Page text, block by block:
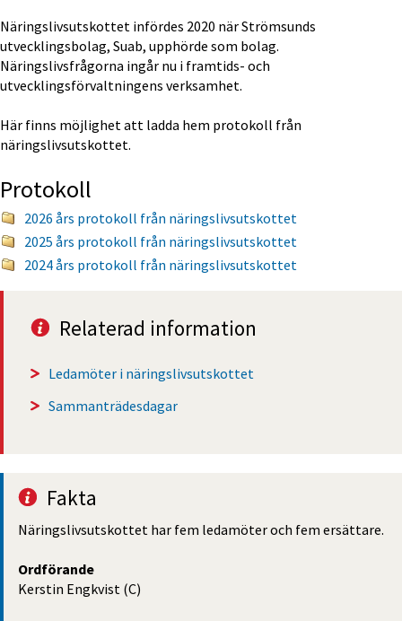
Näringslivsutskottet infördes 2020 när Strömsunds
utvecklingsbolag, Suab, upphörde som bolag.
Näringslivsfrågorna ingår nu i framtids- och
utvecklingsförvaltningens verksamhet.
Här finns möjlighet att ladda hem protokoll från
näringslivsutskottet.
Protokoll
2026 års protokoll från näringslivsutskottet
2025 års protokoll från näringslivsutskottet
2024 års protokoll från näringslivsutskottet
Relaterad information
Ledamöter i näringslivsutskottet
Sammanträdesdagar
Fakta
Näringslivs­utskottet har fem ledamöter och fem ersättare.
Ordförande
Kerstin Engkvist (C)